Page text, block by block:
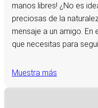
manos libres! ¿No es
preciosas de la
mensaje a un amigo.
que necesitas para
Muestra más